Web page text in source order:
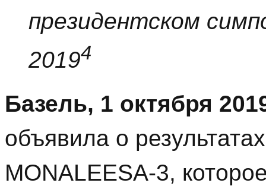
президентском
20194
Базель, 1 октября
объявила о
MONALEESA-3,